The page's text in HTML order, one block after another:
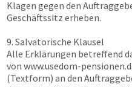
Klagen gegen den
Geschäftssitz erheben.
9. Salvatorische Klausel
Alle Erklärungen betreffend
von www.usedom-
(Textform) an den